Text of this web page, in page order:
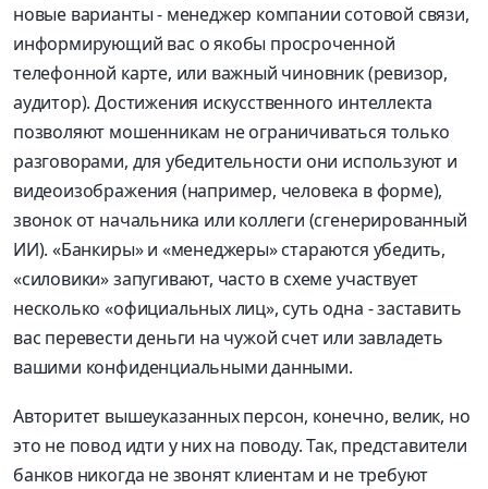
новые варианты - менеджер компании сотовой связи,
информирующий вас о якобы просроченной
телефонной карте, или важный чиновник (ревизор,
аудитор). Достижения искусственного интеллекта
позволяют мошенникам не ограничиваться только
разговорами, для убедительности они используют и
видеоизображения (например, человека в форме),
звонок от начальника или коллеги (сгенерированный
ИИ). «Банкиры» и «менеджеры» стараются убедить,
«силовики» запугивают, часто в схеме участвует
несколько «официальных лиц», суть одна - заставить
вас перевести деньги на чужой счет или завладеть
вашими конфиденциальными данными.
Авторитет вышеуказанных персон, конечно, велик, но
это не повод идти у них на поводу. Так, представители
банков никогда не звонят клиентам и не требуют